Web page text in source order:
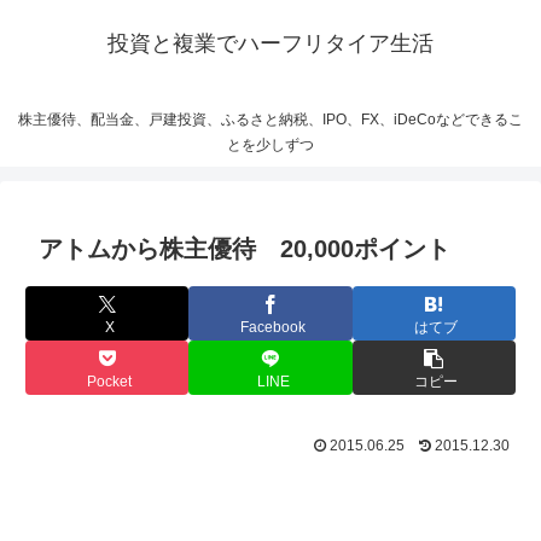
投資と複業でハーフリタイア生活
株主優待、配当金、戸建投資、ふるさと納税、IPO、FX、iDeCoなどできるこ
とを少しずつ
アトムから株主優待 20,000ポイント
X Facebook はてブ
Pocket LINE コピー
2015.06.25 2015.12.30